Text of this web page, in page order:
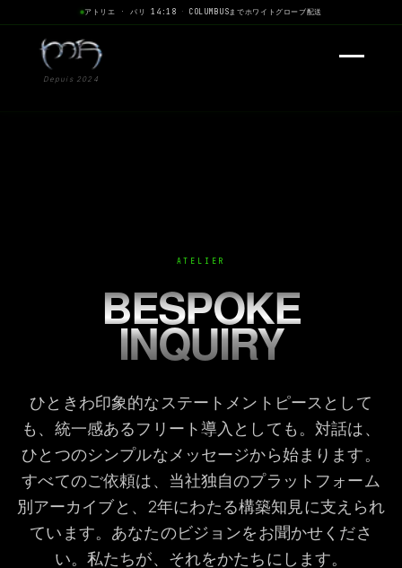
アトリエ · パリ 14:18 · COLUMBUSまでホワイトグローブ配送
Depuis 2024
ATELIER
BESPOKE
INQUIRY
ひときわ印象的なステートメントピースとして
も、統一感あるフリート導入としても。対話は、
ひとつのシンプルなメッセージから始まります。
すべてのご依頼は、当社独自のプラットフォーム
別アーカイブと、2年にわたる構築知見に支えられ
ています。あなたのビジョンをお聞かせくださ
い。私たちが、それをかたちにします。